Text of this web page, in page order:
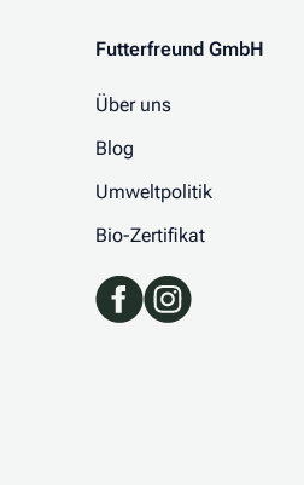
Futterfreund GmbH
Über uns
Blog
Umweltpolitik
Bio-Zertifikat